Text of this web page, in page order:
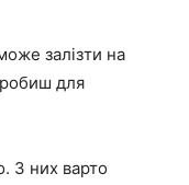
залізти на
для
З них варто